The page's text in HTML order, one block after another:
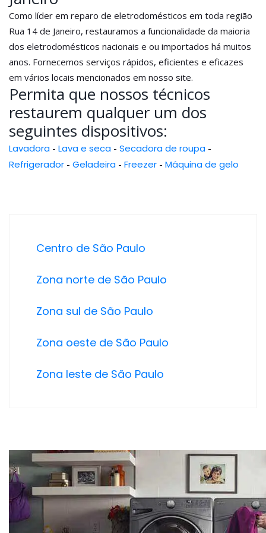
Como líder em reparo de eletrodomésticos em toda região
Rua 14 de Janeiro, restauramos a funcionalidade da maioria
dos eletrodomésticos nacionais e ou importados há muitos
anos. Fornecemos serviços rápidos, eficientes e eficazes
em vários locais mencionados em nosso site.
Permita que nossos técnicos
restaurem qualquer um dos
seguintes dispositivos:
Lavadora - Lava e seca - Secadora de roupa -
Refrigerador - Geladeira - Freezer - Máquina de gelo
Centro de São Paulo
Zona norte de São Paulo
Zona sul de São Paulo
Zona oeste de São Paulo
Zona leste de São Paulo